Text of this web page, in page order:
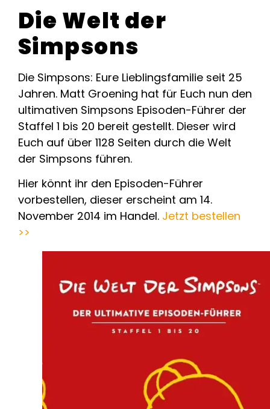
Die Welt der
Simpsons
Die Simpsons: Eure Lieblingsfamilie seit 25
Jahren. Matt Groening hat für Euch nun den
ultimativen Simpsons Episoden-Führer der
Staffel 1 bis 20 bereit gestellt. Dieser wird
Euch auf über 1128 Seiten durch die Welt
der Simpsons führen.
Hier könnt ihr den Episoden-Führer
vorbestellen, dieser erscheint am 14.
November 2014 im Handel. Jetzt bestellen
>>